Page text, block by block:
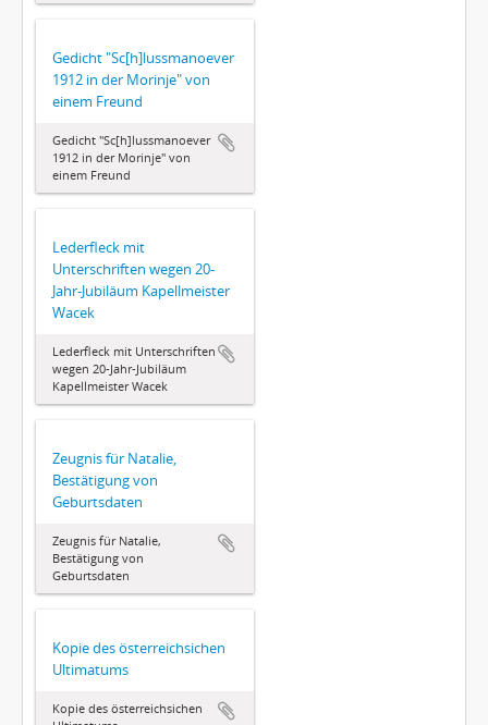
Gedicht "Sc[h]lussmanoever
1912 in der Morinje" von
einem Freund
Gedicht "Sc[h]lussmanoever
1912 in der Morinje" von
einem Freund
Lederfleck mit
Unterschriften wegen 20-
Jahr-Jubiläum Kapellmeister
Wacek
Lederfleck mit Unterschriften
wegen 20-Jahr-Jubiläum
Kapellmeister Wacek
Zeugnis für Natalie,
Bestätigung von
Geburtsdaten
Zeugnis für Natalie,
Bestätigung von
Geburtsdaten
Kopie des österreichsichen
Ultimatums
Kopie des österreichsichen